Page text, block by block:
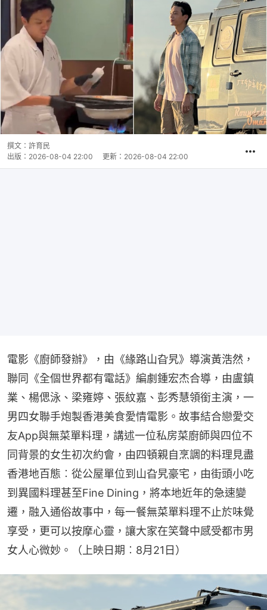
撰文： 許育民
出版： 2026-08-04 22:00 更新： 2026-08-04 22:00
電影《廚師發辦》，由《緣路山旮旯》導演黃浩然，
聯同《全個世界都有電話》編劇鍾宏杰合導，由盧鎮
業、楊偲泳、梁雍婷、張紋嘉、彭秀慧領銜主演，一
男四女聯手炮製香港美食愛情電影。故事結合戀愛交
友App與無菜單料理，講述一位私房菜廚師與四位不
同背景的女生初次約會，由四頓親自烹調的料理見盡
香港地百態︰從公屋單位到山旮旯豪宅，由街頭小吃
到異國料理甚至Fine Dining，將本地近年的急速變
遷，融入通俗故事中，每一餐無菜單料理不止於味覺
享受，更可以按摩心靈，讓大家在笑聲中感受都市男
女人心微妙。（上映日期︰8月21日）